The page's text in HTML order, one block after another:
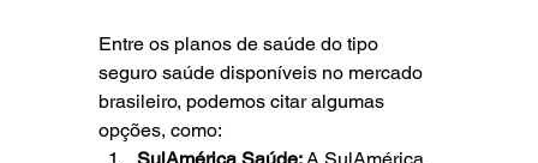
Entre os planos de saúde do tipo
seguro saúde disponíveis no mercado
brasileiro, podemos citar algumas
opções, como: